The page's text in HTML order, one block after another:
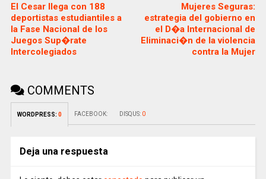
El Cesar llega con 188
deportistas estudiantiles a
la Fase Nacional de los
Juegos Sup�rate
Intercolegiados
Mujeres Seguras:
estrategia del gobierno en
el D�a Internacional de
Eliminaci�n de la violencia
contra la Mujer
COMMENTS
WORDPRESS: 0 FACEBOOK: DISQUS: 0
Deja una respuesta